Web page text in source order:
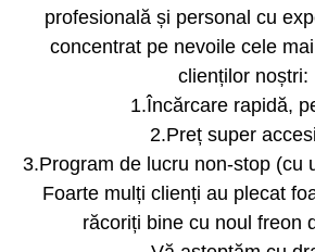
profesională și personal cu
concentrat pe nevoile cele
clienților noștri:
1.Încărcare rapidă,
2.Preț super
3.Program de lucru non-stop (cu
Foarte mulți clienți au plecat
răcoriți bine cu noul freon